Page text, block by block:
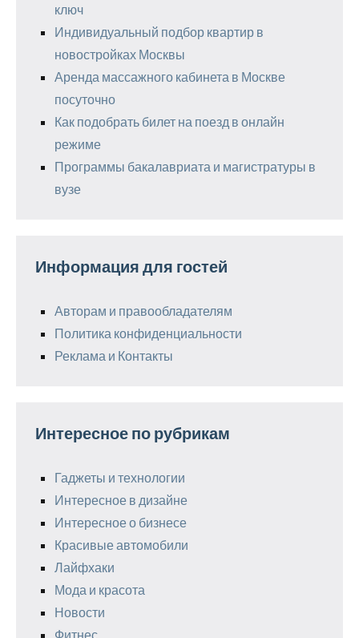
ключ
Индивидуальный подбор квартир в
новостройках Москвы
Аренда массажного кабинета в Москве
посуточно
Как подобрать билет на поезд в онлайн
режиме
Программы бакалавриата и магистратуры в
вузе
Информация для гостей
Авторам и правообладателям
Политика конфиденциальности
Реклама и Контакты
Интересное по рубрикам
Гаджеты и технологии
Интересное в дизайне
Интересное о бизнесе
Красивые автомобили
Лайфхаки
Мода и красота
Новости
Фитнес